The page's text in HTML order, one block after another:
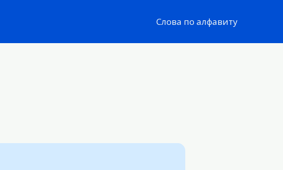
Слова по алфавиту